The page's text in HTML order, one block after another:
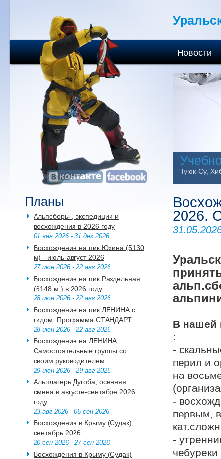
Новости
Туюк-Су,
Планы
Альпсборы , экспедиции и
восхождения в 2026 году
01 янв 2026 - 31 дек 2026
Восхождение на пик Юхина (5130
м) - июль-август 2026
27 июн 2026 - 22 авг 2026
Восхождение на пик Раздельная
(6148 м ) в 2026 году
28 июн 2026 - 22 авг 2026
Восхождение на пик ЛЕНИНА с
гидом. Программа СТАНДАРТ
28 июн 2026 - 22 авг 2026
Восхождение на ЛЕНИНА.
Самостоятельные группы со
своим руководителем
29 июн 2026 - 29 авг 2026
Альплагерь Дугоба, осенняя
смена в августе-сентябре 2026
году
23 авг 2026 - 05 сен 2026
Восхождения в Крыму (Судак),
сентябрь 2026
20 сен 2026 - 27 сен 2026
Восхождения в Крыму (Судак)
2026.
В нашей
:
-
перил и
на
-
первым,
-